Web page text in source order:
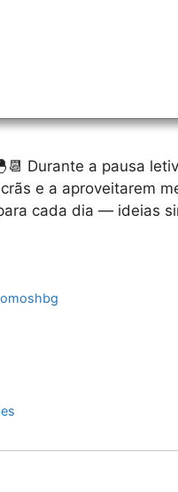
Durante a pausa
e a aproveitarem
cada dia — ideias